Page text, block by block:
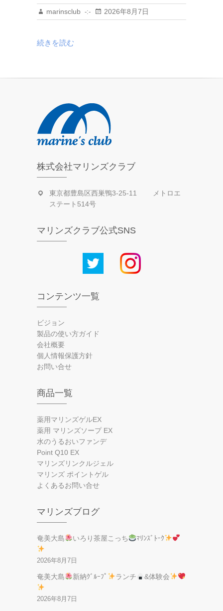
marinsclub 2026年8月7日
続きを読む
株式会社マリンズクラブ
東京都豊島区西巣鴨3-25-11 メトロエ
ステート514号
マリンズクラブ公式SNS
コンテンツ一覧
ビジョン
製品の使い方ガイド
会社概要
個人情報保護方針
お問い合せ
商品一覧
薬用マリンズゲルEX
薬用 マリンズソープ EX
水のうるおいファンデ
Point Q10 EX
マリンズリンクルジェル
マリンズ ポイントゲル
よくあるお問い合せ
マリンズブログ
奄美大島 いろり茶屋こっち ﾏﾘﾝｽﾞﾄｰｸ
2026年8月7日
奄美大島 新納ｸﾞﾙｰﾌﾟ ランチ &体験会
2026年8月7日